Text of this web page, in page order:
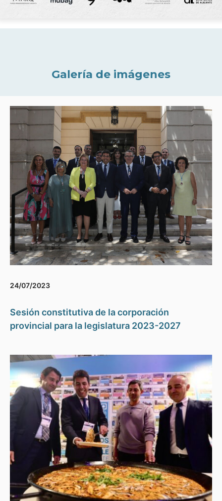
Galería de imágenes
24/07/2023
Sesión constitutiva de la corporación
provincial para la legislatura 2023-2027